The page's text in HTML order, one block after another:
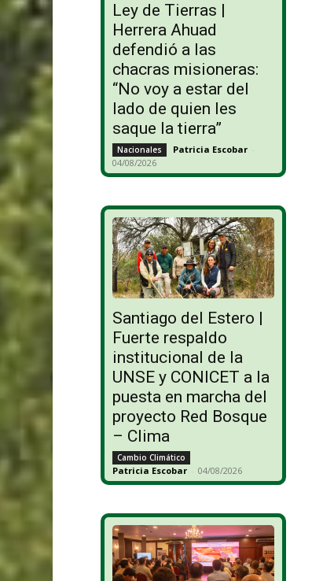
Ley de Tierras |
Herrera Ahuad
defendió a las
chacras misioneras:
“No voy a estar del
lado de quien les
saque la tierra”
Nacionales Patricia Escobar -
04/08/2026
Santiago del Estero |
Fuerte respaldo
institucional de la
UNSE y CONICET a la
puesta en marcha del
proyecto Red Bosque
– Clima
Cambio Climático
Patricia Escobar - 04/08/2026